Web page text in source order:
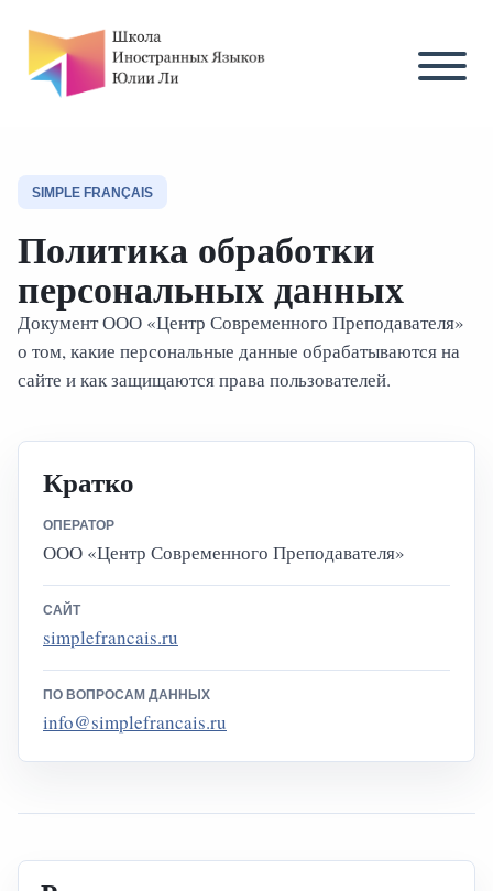
SIMPLE FRANÇAIS
Политика обработки
персональных данных
Документ ООО «Центр Современного Преподавателя»
о том, какие персональные данные обрабатываются на
сайте и как защищаются права пользователей.
Кратко
ОПЕРАТОР
ООО «Центр Современного Преподавателя»
САЙТ
simplefrancais.ru
ПО ВОПРОСАМ ДАННЫХ
info@simplefrancais.ru